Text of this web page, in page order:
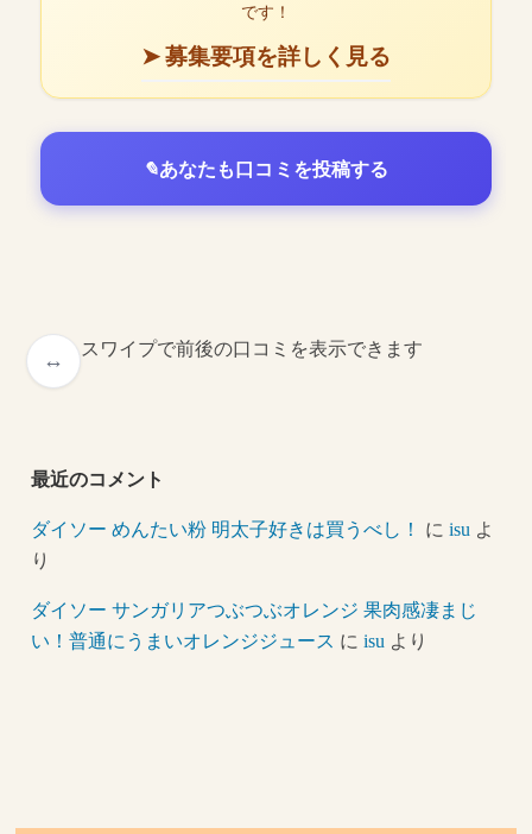
です！
➤ 募集要項を詳しく見る
あなたも口コミを投稿する
スワイプで前後の口コミを表示できます
最近のコメント
ダイソー めんたい粉 明太子好きは買うべし！ にisu よ
り
ダイソー サンガリアつぶつぶオレンジ 果肉感凄まじ
い！普通にうまいオレンジジュース にisu より